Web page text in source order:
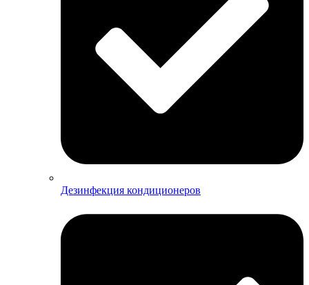
Дезинфекция кондиционеров